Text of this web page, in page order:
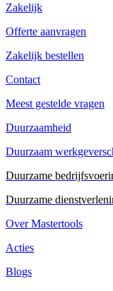
Zakelijk
Offerte aanvragen
Zakelijk bestellen
Contact
Meest gestelde vragen
Duurzaamheid
Duurzaam
Duurzame
Duurzame
Over Mastertools
Acties
Blogs